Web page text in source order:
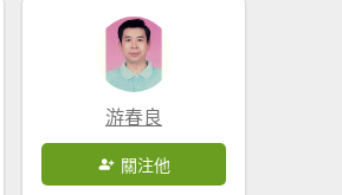
游春良
關注他